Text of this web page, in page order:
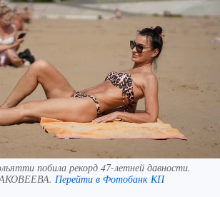
побила рекорд 47-летней давности.
Перейти в Фотобанк КП